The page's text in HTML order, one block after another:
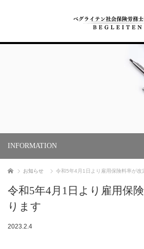
INFORMATION
ホーム お知らせ 令和5年4月1日より雇用保険料率が改
令和5年4月1日より雇用保
ります
2023.2.4